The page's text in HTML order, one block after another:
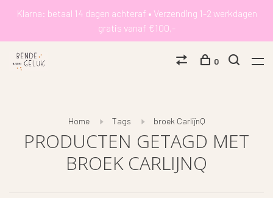
Klarna: betaal 14 dagen achteraf • Verzending 1-2 werkdagen
gratis vanaf €100,-
0
Home Tags broek CarlijnQ
PRODUCTEN GETAGD MET
BROEK CARLIJNQ